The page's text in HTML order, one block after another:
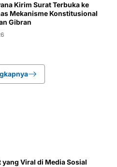
Kirim Surat Terbuka ke
Mekanisme Konstitusional
Gibran
Viral di Media Sosial